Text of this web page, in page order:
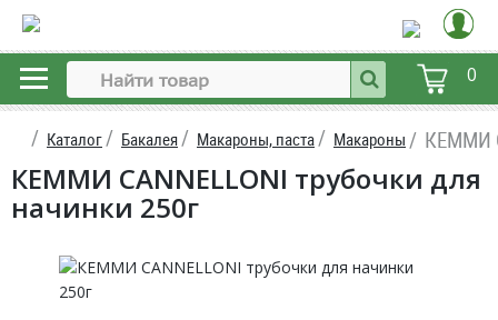
0
Каталог Бакалея Макароны, паста Макароны КЕММИ
КЕММИ CANNELLONI трубочки для
начинки 250г